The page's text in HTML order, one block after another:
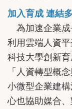
加入育成 連結
為加速企業成
利用雲端人資
科技大學創新
「人資轉型概
小微型企業建
心也協助媒合